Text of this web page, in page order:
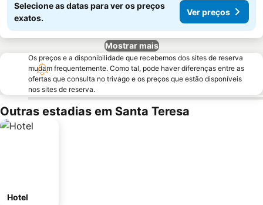
Selecione as datas para ver os preços
exatos.
Ver preços
Mostrar mais
Os preços e a disponibilidade que recebemos dos sites de reserva
mudam frequentemente. Como tal, pode haver diferenças entre as
ofertas que consulta no trivago e os preços que estão disponíveis
nos sites de reserva.
Outras estadias em Santa Teresa
Hotel